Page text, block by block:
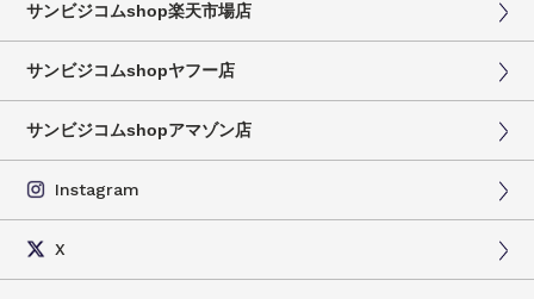
サンビジコムshop楽天市場店
サンビジコムshopヤフー店
サンビジコムshopアマゾン店
Instagram
X